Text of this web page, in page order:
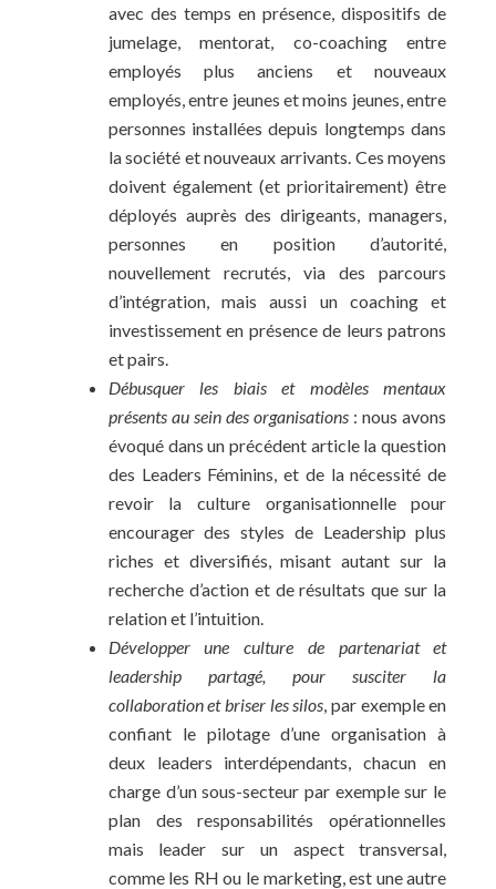
avec des temps en présence, dispositifs de
jumelage, mentorat, co-coaching entre
employés plus anciens et nouveaux
employés, entre jeunes et moins jeunes, entre
personnes installées depuis longtemps dans
la société et nouveaux arrivants. Ces moyens
doivent également (et prioritairement) être
déployés auprès des dirigeants, managers,
personnes en position d’autorité,
nouvellement recrutés, via des parcours
d’intégration, mais aussi un coaching et
investissement en présence de leurs patrons
et pairs.
Débusquer les biais et modèles mentaux
présents au sein des organisations : nous avons
évoqué dans un précédent article la question
des Leaders Féminins, et de la nécessité de
revoir la culture organisationnelle pour
encourager des styles de Leadership plus
riches et diversifiés, misant autant sur la
recherche d’action et de résultats que sur la
relation et l’intuition.
Développer une culture de partenariat et
leadership partagé, pour susciter la
collaboration et briser les silos , par exemple en
confiant le pilotage d’une organisation à
deux leaders interdépendants, chacun en
charge d’un sous-secteur par exemple sur le
plan des responsabilités opérationnelles
mais leader sur un aspect transversal,
comme les RH ou le marketing, est une autre